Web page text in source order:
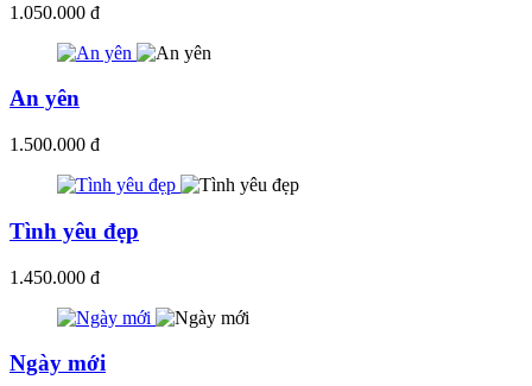
1.050.000 đ
An yên
1.500.000 đ
Tình yêu đẹp
1.450.000 đ
Ngày mới